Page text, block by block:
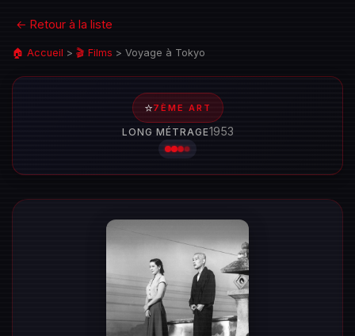
← Retour à la liste
🏠 Accueil > 🎬 Films > Voyage à Tokyo
⭐7ÈME ART
LONG MÉTRAGE1953